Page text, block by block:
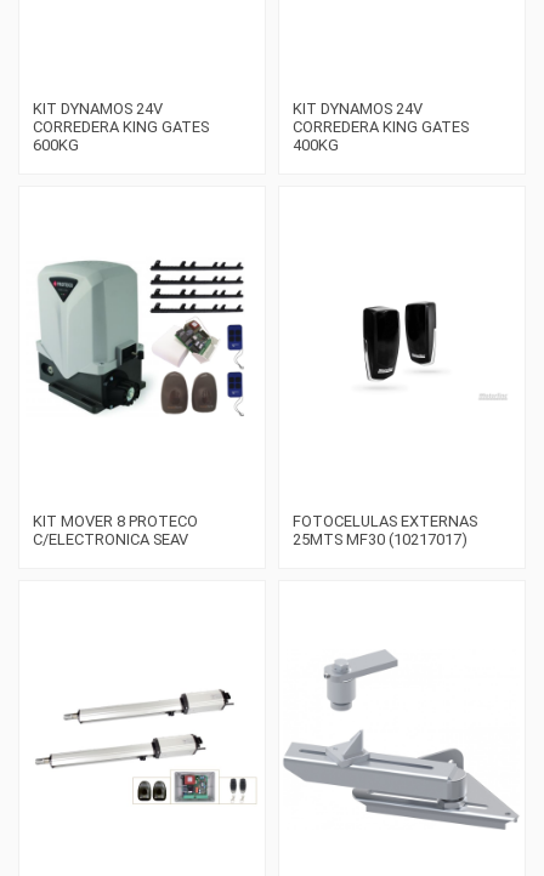
KIT DYNAMOS 24V
CORREDERA KING GATES
600KG
KIT DYNAMOS 24V
CORREDERA KING GATES
400KG
KIT MOVER 8 PROTECO
C/ELECTRONICA SEAV
FOTOCELULAS EXTERNAS
25MTS MF30 (10217017)